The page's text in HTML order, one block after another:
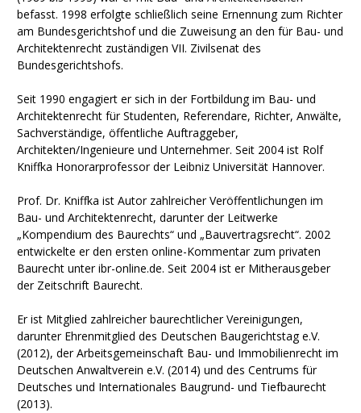
befasst. 1998 erfolgte schließlich seine Ernennung zum Richter
am Bundesgerichtshof und die Zuweisung an den für Bau- und
Architektenrecht zuständigen VII. Zivilsenat des
Bundesgerichtshofs.
Seit 1990 engagiert er sich in der Fortbildung im Bau- und
Architektenrecht für Studenten, Referendare, Richter, Anwälte,
Sachverständige, öffentliche Auftraggeber,
Architekten/Ingenieure und Unternehmer. Seit 2004 ist Rolf
Kniffka Honorarprofessor der Leibniz Universität Hannover.
Prof. Dr. Kniffka ist Autor zahlreicher Veröffentlichungen im
Bau- und Architektenrecht, darunter der Leitwerke
„Kompendium des Baurechts“ und „Bauvertragsrecht“. 2002
entwickelte er den ersten online-Kommentar zum privaten
Baurecht unter ibr-online.de. Seit 2004 ist er Mitherausgeber
der Zeitschrift Baurecht.
Er ist Mitglied zahlreicher baurechtlicher Vereinigungen,
darunter Ehrenmitglied des Deutschen Baugerichtstag e.V.
(2012), der Arbeitsgemeinschaft Bau- und Immobilienrecht im
Deutschen Anwaltverein e.V. (2014) und des Centrums für
Deutsches und Internationales Baugrund- und Tiefbaurecht
(2013).